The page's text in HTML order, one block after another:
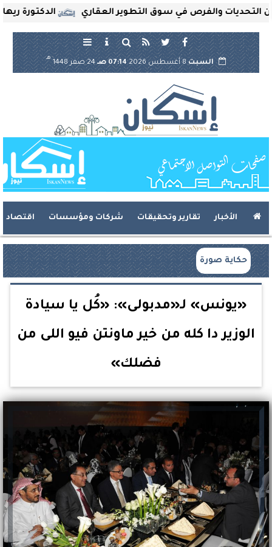
الدكتورة ريهام والفرص في سوق التطوير العقاري
السبت8 أغسطس 2026 07:14 صـ 24 صفر 1448
هـ
الأخبار تقارير وتحقيقات شركات ومؤسسات اقتصاد
حكاية صورة
«يونس» لـ«مدبولى»: «كُل يا سيادة
الوزير دا كله من خير ماونتن فيو اللى من
فضلك»